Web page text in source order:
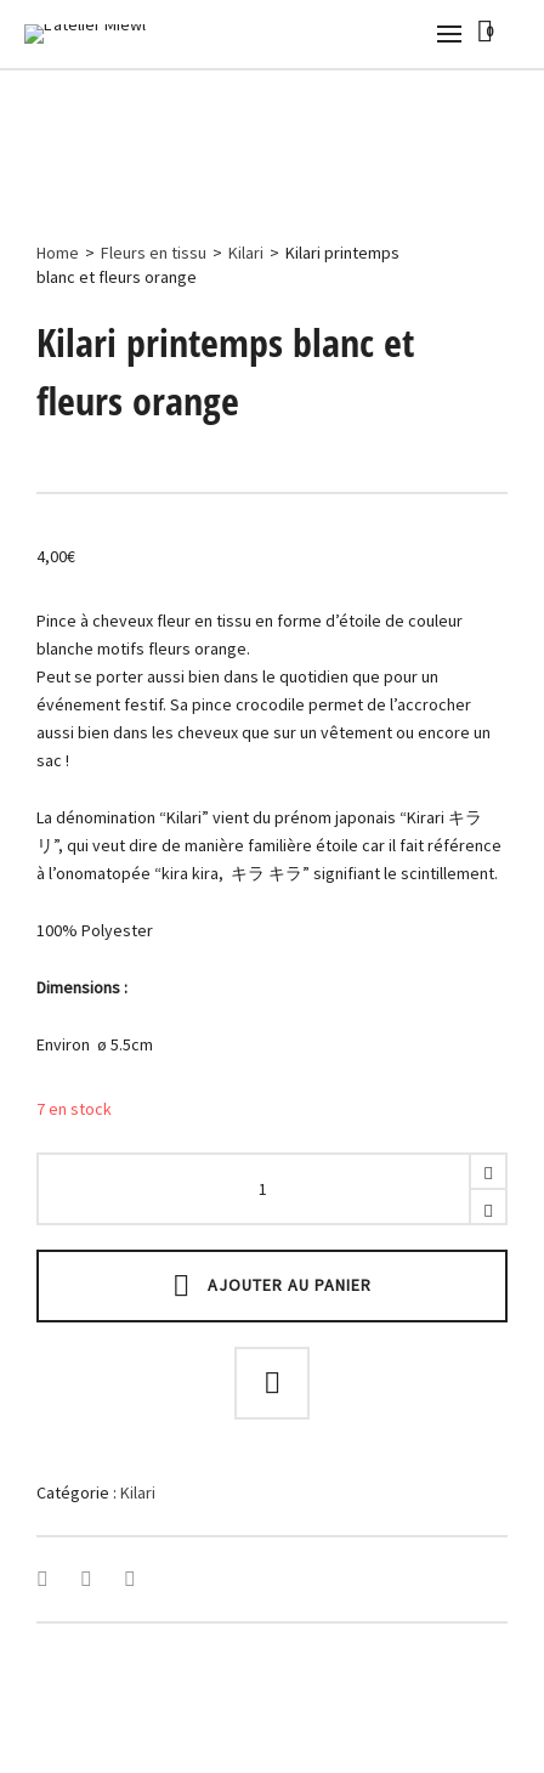
0
Home > Fleurs en tissu > Kilari > Kilari printemps
blanc et fleurs orange
Kilari printemps blanc et
fleurs orange
4,00€
Pince à cheveux fleur en tissu en forme d’étoile de couleur
blanche motifs fleurs orange.
Peut se porter aussi bien dans le quotidien que pour un
événement festif. Sa pince crocodile permet de l’accrocher
aussi bien dans les cheveux que sur un vêtement ou encore un
sac !
La dénomination “Kilari” vient du prénom japonais “Kirari キラ
リ”, qui veut dire de manière familière étoile car il fait référence
à l’onomatopée “kira kira, キラ キラ” signifiant le scintillement.
100% Polyester
Dimensions :
Environ ø 5.5cm
7 en stock
AJOUTER AU PANIER
Catégorie : Kilari